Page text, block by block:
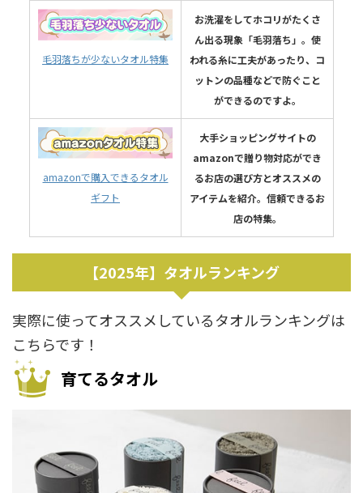
毛羽落ちが少ないタオル特集
お洗濯をしてホコリがたくさ
ん出る現象「毛羽落ち」。使
われる糸に工夫があったり、コ
ットンの品種などで防ぐこと
ができるのですよ。
amazonで購入できるタオル
ギフト
大手ショッピングサイトの
amazonで贈り物対応ができ
るお店の選び方とオススメの
アイテムを紹介。信頼できるお
店の特集。
【2025年】タオルランキング
実際に使ってオススメしているタオルランキングは
こちらです！
育てるタオル